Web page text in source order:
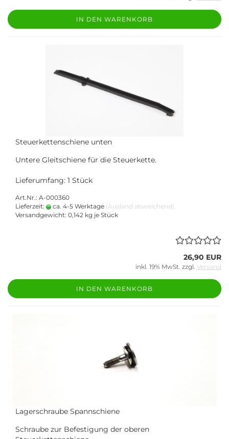
IN DEN WARENKORB
Steuerkettenschiene unten
Untere Gleitschiene für die Steuerkette.
Lieferumfang: 1 Stück
Art.Nr.: A-000360
Lieferzeit:
ca. 4-5 Werktage (Ausland abweichend)
Versandgewicht: 0,142 kg je Stück
26,90 EUR
inkl. 19% MwSt. zzgl. Versand
IN DEN WARENKORB
Lagerschraube Spannschiene
Schraube zur Befestigung der oberen